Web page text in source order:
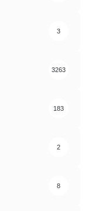
3
3263
183
2
8